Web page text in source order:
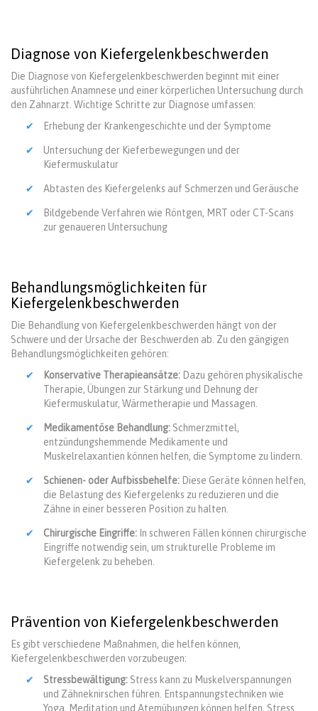
Diagnose von Kiefergelenkbeschwerden
Die Diagnose von Kiefergelenkbeschwerden beginnt mit einer
ausführlichen Anamnese und einer körperlichen Untersuchung durch
den Zahnarzt. Wichtige Schritte zur Diagnose umfassen:
Erhebung der Krankengeschichte und der Symptome
Untersuchung der Kieferbewegungen und der
Kiefermuskulatur
Abtasten des Kiefergelenks auf Schmerzen und Geräusche
Bildgebende Verfahren wie Röntgen, MRT oder CT-Scans
zur genaueren Untersuchung
Behandlungsmöglichkeiten für
Kiefergelenkbeschwerden
Die Behandlung von Kiefergelenkbeschwerden hängt von der
Schwere und der Ursache der Beschwerden ab. Zu den gängigen
Behandlungsmöglichkeiten gehören:
Konservative Therapieansätze: Dazu gehören physikalische
Therapie, Übungen zur Stärkung und Dehnung der
Kiefermuskulatur, Wärmetherapie und Massagen.
Medikamentöse Behandlung: Schmerzmittel,
entzündungshemmende Medikamente und
Muskelrelaxantien können helfen, die Symptome zu lindern.
Schienen- oder Aufbissbehelfe: Diese Geräte können helfen,
die Belastung des Kiefergelenks zu reduzieren und die
Zähne in einer besseren Position zu halten.
Chirurgische Eingriffe: In schweren Fällen können chirurgische
Eingriffe notwendig sein, um strukturelle Probleme im
Kiefergelenk zu beheben.
Prävention von Kiefergelenkbeschwerden
Es gibt verschiedene Maßnahmen, die helfen können,
Kiefergelenkbeschwerden vorzubeugen:
Stressbewältigung: Stress kann zu Muskelverspannungen
und Zähneknirschen führen. Entspannungstechniken wie
Yoga, Meditation und Atemübungen können helfen, Stress